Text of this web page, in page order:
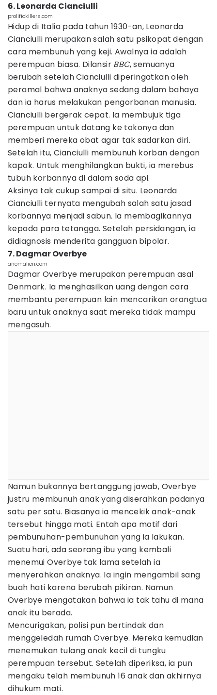
6. Leonarda Cianciulli
prolifickillers.com
Hidup di Italia pada tahun 1930-an, Leonarda
Cianciulli merupakan salah satu psikopat dengan
cara membunuh yang keji. Awalnya ia adalah
perempuan biasa. Dilansir BBC, semuanya
berubah setelah Cianciulli diperingatkan oleh
peramal bahwa anaknya sedang dalam bahaya
dan ia harus melakukan pengorbanan manusia.
Cianciulli bergerak cepat. Ia membujuk tiga
perempuan untuk datang ke tokonya dan
memberi mereka obat agar tak sadarkan diri.
Setelah itu, Cianciulli membunuh korban dengan
kapak. Untuk menghilangkan bukti, ia merebus
tubuh korbannya di dalam soda api.
Aksinya tak cukup sampai di situ. Leonarda
Cianciulli ternyata mengubah salah satu jasad
korbannya menjadi sabun. Ia membagikannya
kepada para tetangga. Setelah persidangan, ia
didiagnosis menderita gangguan bipolar.
7. Dagmar Overbye
anomalien.com
Dagmar Overbye merupakan perempuan asal
Denmark. Ia menghasilkan uang dengan cara
membantu perempuan lain mencarikan orangtua
baru untuk anaknya saat mereka tidak mampu
mengasuh.
Namun bukannya bertanggung jawab, Overbye
justru membunuh anak yang diserahkan padanya
satu per satu. Biasanya ia mencekik anak-anak
tersebut hingga mati. Entah apa motif dari
pembunuhan-pembunuhan yang ia lakukan.
Suatu hari, ada seorang ibu yang kembali
menemui Overbye tak lama setelah ia
menyerahkan anaknya. Ia ingin mengambil sang
buah hati karena berubah pikiran. Namun
Overbye mengatakan bahwa ia tak tahu di mana
anak itu berada.
Mencurigakan, polisi pun bertindak dan
menggeledah rumah Overbye. Mereka kemudian
menemukan tulang anak kecil di tungku
perempuan tersebut. Setelah diperiksa, ia pun
mengaku telah membunuh 16 anak dan akhirnya
dihukum mati.